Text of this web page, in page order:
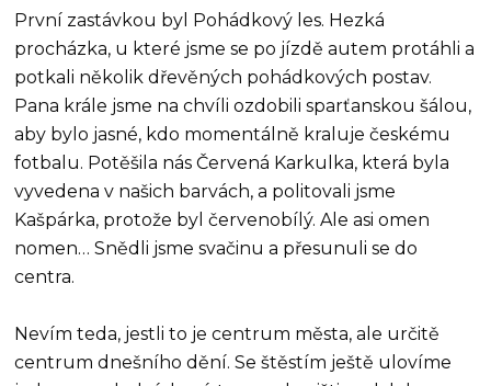
První zastávkou byl Pohádkový les. Hezká
procházka, u které jsme se po jízdě autem protáhli a
potkali několik dřevěných pohádkových postav.
Pana krále jsme na chvíli ozdobili sparťanskou šálou,
aby bylo jasné, kdo momentálně kraluje českému
fotbalu. Potěšila nás Červená Karkulka, která byla
vyvedena v našich barvách, a politovali jsme
Kašpárka, protože byl červenobílý. Ale asi omen
nomen… Snědli jsme svačinu a přesunuli se do
centra.
Nevím teda, jestli to je centrum města, ale určitě
centrum dnešního dění. Se štěstím ještě ulovíme